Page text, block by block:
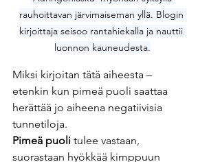
rauhoittavan järvimaiseman yllä. Blogin
kirjoittaja seisoo rantahiekalla ja nauttii
luonnon kauneudesta.
Miksi kirjoitan tätä aiheesta –
etenkin kun pimeä puoli saattaa
herättää jo aiheena negatiivisia
tunnetiloja.
Pimeä puoli tulee vastaan,
suorastaan hyökkää kimppuun